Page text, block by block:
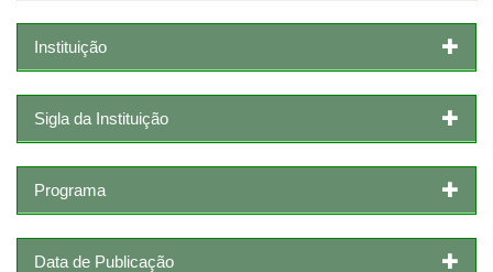
Instituição
Sigla da Instituição
Programa
Data de Publicação